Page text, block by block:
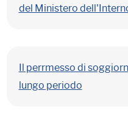
del Ministero
Il perrmesso di
lungo periodo